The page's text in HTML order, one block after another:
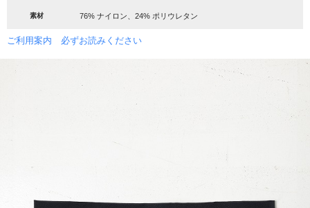
素材 76% ナイロン、24% ポリウレタン
ご利用案内 必ずお読みください